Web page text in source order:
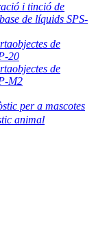
i tinció de
de líquids SPS-
de
20
de
M2
per a mascotes
animal